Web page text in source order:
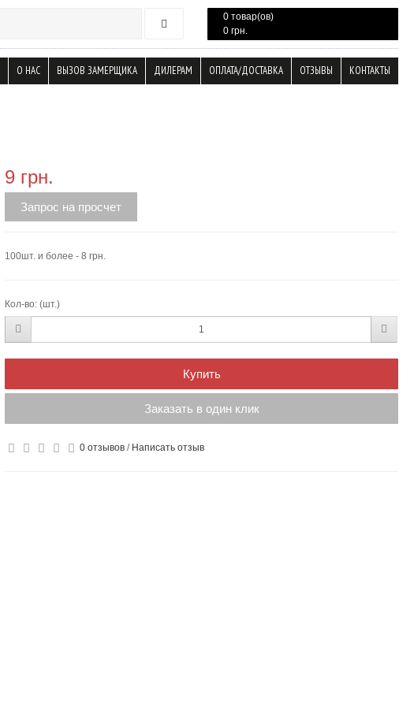
0 товар(ов)
0 грн.
О НАС ВЫЗОВ ЗАМЕРЩИКА ДИЛЕРАМ ОПЛАТА/ДОСТАВКА ОТЗЫВЫ КОНТАКТЫ
9 грн.
Запрос на просчет
100шт. и более - 8 грн.
Кол-во: (шт.)
Купить
Заказать в один клик
0 отзывов / Написать отзыв